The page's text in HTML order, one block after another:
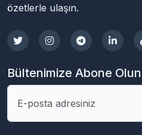
özetlerle ulaşın.
Bültenimize Abone Olun